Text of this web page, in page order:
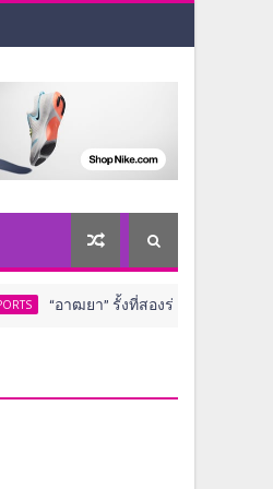
รั้งที่สองร่วม มีโอกาสลุ้นแชมป์เมเจอร์ เ